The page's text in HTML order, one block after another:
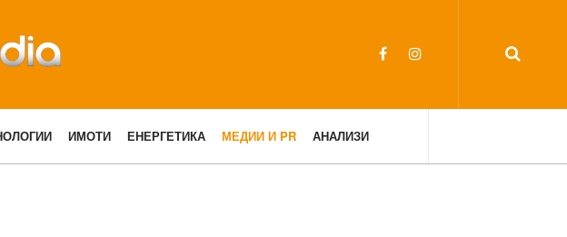
ИМОТИ ЕНЕРГЕТИКА МЕДИИ И PR АНАЛИЗИ